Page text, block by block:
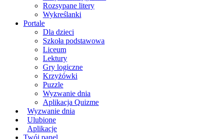
Rozsypane litery
Wykreślanki
Portale
Dla dzieci
Szkoła podstawowa
Liceum
Lektury
Gry logiczne
Krzyżówki
Puzzle
Wyzwanie dnia
Aplikacja Quizme
Wyzwanie dnia
Ulubione
Aplikacje
Twój panel